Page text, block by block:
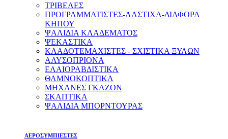
ΤΡΙΒΕΛΕΣ
ΠΡΟΓΡΑΜΜΑΤΙΣΤΕΣ-ΛΑΣΤΙΧΑ-ΔΙΑΦOΡΑ
ΚΗΠΟΥ
ΨΑΛΙΔΙΑ ΚΛΑΔΕΜΑΤΟΣ
ΨΕΚΑΣΤΙΚΑ
ΚΛΑΔΟΤΕΜΑΧΙΣΤΕΣ - ΣΧΙΣΤΙΚΑ ΞΥΛΩΝ
ΑΛΥΣΟΠΡΙΟΝΑ
ΕΛΑΙΟΡΑΒΔΙΣΤΙΚΑ
ΘΑΜΝΟΚΟΠΤΙΚΑ
ΜΗΧΑΝΕΣ ΓΚΑΖΟΝ
ΣΚΑΠΤΙΚΑ
ΨΑΛΙΔΙΑ ΜΠΟΡΝΤΟΥΡΑΣ
ΑΕΡΟΣΥΜΠΙΕΣΤΕΣ